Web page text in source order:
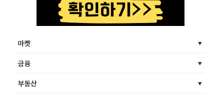
마켓
금융
부동산